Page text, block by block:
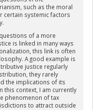
such as the moral
certain systemic factors
of a more
is linked in many ways
this link is often
A good example is
justice regularly
they rarely
the implications of its
this context, I am currently
phenomenon of tax
to attract outside